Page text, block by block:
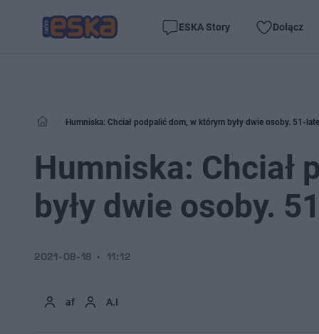
ESKA Story Dołącz
Humniska: Chciał podpalić dom, w którym były dwie osoby. 51-
Humniska: Chciał
były dwie osoby.
af A.I
2021-08-18 11:12